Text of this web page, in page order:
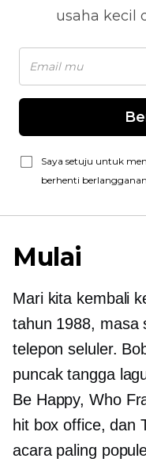
usaha kecil
Saya setuju untuk
berhenti
Mulai
Mari kita kembali
tahun 1988, masa
telepon seluler.
puncak tangga
Be Happy, Who
hit box office, dan
acara paling